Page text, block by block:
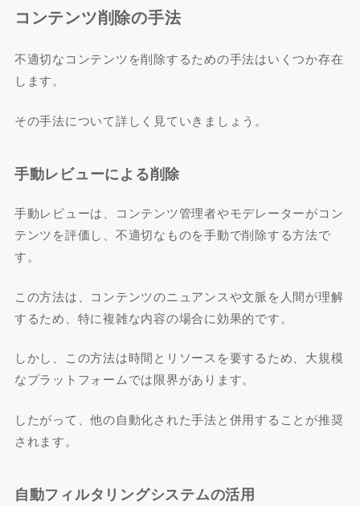
コンテンツ削除の手法
不適切なコンテンツを削除するための手法はいくつか存在
します。
その手法について詳しく見ていきましょう。
手動レビューによる削除
手動レビューは、コンテンツ管理者やモデレーターがコン
テンツを評価し、不適切なものを手動で削除する方法で
す。
この方法は、コンテンツのニュアンスや文脈を人間が理解
するため、特に複雑な内容の場合に効果的です。
しかし、この方法は時間とリソースを要するため、大規模
なプラットフォームでは限界があります。
したがって、他の自動化された手法と併用することが推奨
されます。
自動フィルタリングシステムの活用